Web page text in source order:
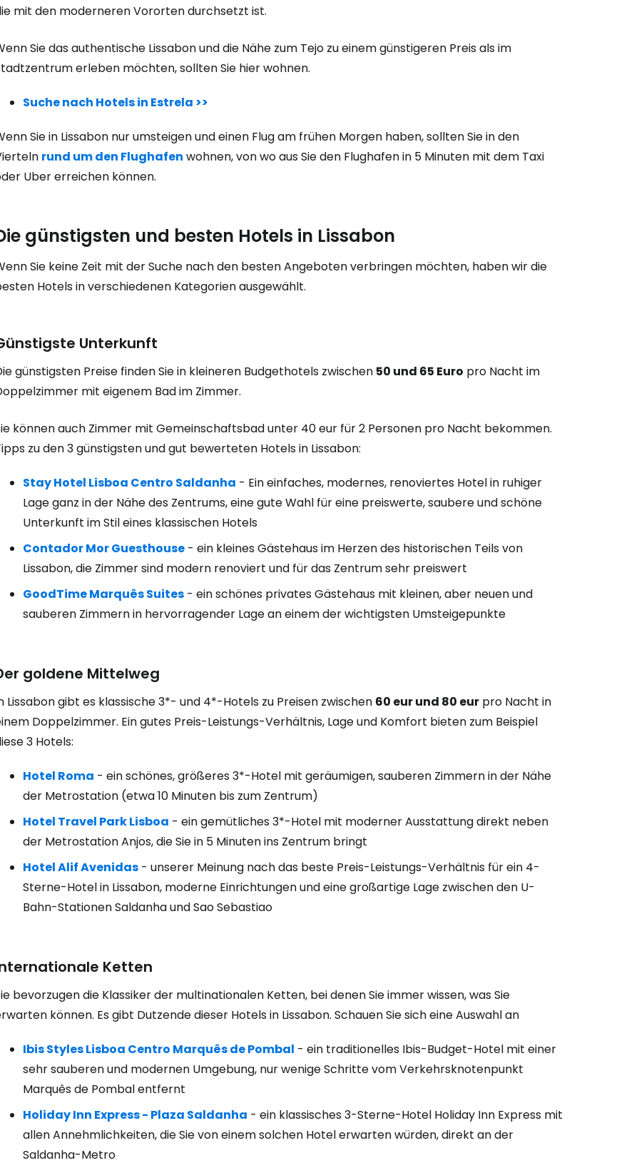
mit den moderneren Vororten durchsetzt ist.
Sie das authentische Lissabon und die Nähe zum Tejo zu einem günstigeren Preis als im
erleben möchten, sollten Sie hier wohnen.
Suche nach Hotels in Estrela >>
Sie in Lissabon nur umsteigen und einen Flug am frühen Morgen haben, sollten Sie in den
rund um den Flughafen wohnen, von wo aus Sie den Flughafen in 5 Minuten mit dem Taxi
Uber erreichen können.
günstigsten und besten Hotels in Lissabon
Sie keine Zeit mit der Suche nach den besten Angeboten verbringen möchten, haben wir die
Hotels in verschiedenen Kategorien ausgewählt.
Unterkunft
günstigsten Preise finden Sie in kleineren Budgethotels zwischen 50 und 65 Euro pro Nacht im
mit eigenem Bad im Zimmer.
können auch Zimmer mit Gemeinschaftsbad unter 40 eur für 2 Personen pro Nacht bekommen.
zu den 3 günstigsten und gut bewerteten Hotels in Lissabon:
Stay Hotel Lisboa Centro Saldanha - Ein einfaches, modernes, renoviertes Hotel in ruhiger
Lage ganz in der Nähe des Zentrums, eine gute Wahl für eine preiswerte, saubere und schöne
Unterkunft im Stil eines klassischen Hotels
Contador Mor Guesthouse - ein kleines Gästehaus im Herzen des historischen Teils von
Lissabon, die Zimmer sind modern renoviert und für das Zentrum sehr preiswert
GoodTime Marquês Suites - ein schönes privates Gästehaus mit kleinen, aber neuen und
sauberen Zimmern in hervorragender Lage an einem der wichtigsten Umsteigepunkte
goldene Mittelweg
Lissabon gibt es klassische 3*- und 4*-Hotels zu Preisen zwischen 60 eur und 80 eur pro Nacht in
Doppelzimmer. Ein gutes Preis-Leistungs-Verhältnis, Lage und Komfort bieten zum Beispiel
3 Hotels:
Hotel Roma - ein schönes, größeres 3*-Hotel mit geräumigen, sauberen Zimmern in der Nähe
der Metrostation (etwa 10 Minuten bis zum Zentrum)
Hotel Travel Park Lisboa - ein gemütliches 3*-Hotel mit moderner Ausstattung direkt neben
der Metrostation Anjos, die Sie in 5 Minuten ins Zentrum bringt
Hotel Alif Avenidas - unserer Meinung nach das beste Preis-Leistungs-Verhältnis für ein 4-
Sterne-Hotel in Lissabon, moderne Einrichtungen und eine großartige Lage zwischen den U-
Bahn-Stationen Saldanha und Sao Sebastiao
Ketten
bevorzugen die Klassiker der multinationalen Ketten, bei denen Sie immer wissen, was Sie
können. Es gibt Dutzende dieser Hotels in Lissabon. Schauen Sie sich eine Auswahl an
Ibis Styles Lisboa Centro Marquês de Pombal - ein traditionelles Ibis-Budget-Hotel mit einer
sehr sauberen und modernen Umgebung, nur wenige Schritte vom Verkehrsknotenpunkt
Marquês de Pombal entfernt
Holiday Inn Express - Plaza Saldanha - ein klassisches 3-Sterne-Hotel Holiday Inn Express mit
allen Annehmlichkeiten, die Sie von einem solchen Hotel erwarten würden, direkt an der
Saldanha-Metro
Weiter mit E-Mail